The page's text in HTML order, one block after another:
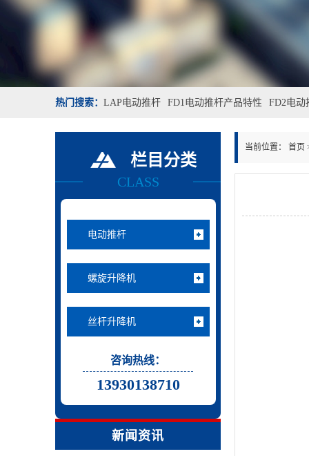
热门搜索： LAP电动推杆 FD1电动推杆产品特性 FD2电动
栏目分类
CLASS
电动推杆
螺旋升降机
丝杆升降机
咨询热线：
13930138710
新闻资讯
当前位置： 首页